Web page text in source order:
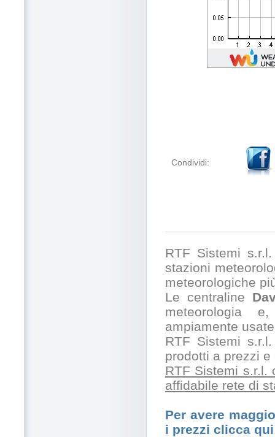
Condividi:
RTF Sistemi
stazioni
meteorologiche
Le centraline
meteorologia
ampiamente
RTF Sistemi
prodotti a prezzi
RTF Sistemi s.r.l.
affidabile rete di
Per avere
i prezzi clicca qui